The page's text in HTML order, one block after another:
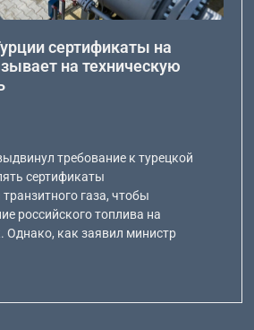
сертификаты на
на техническую
требование к турецкой
сертификаты
газа, чтобы
российского топлива на
Однако, как заявил министр